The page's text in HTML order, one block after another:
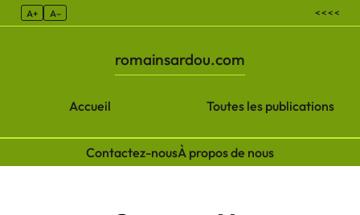
A+ A– < < < <
Accueil
romainsardou.com
Toutes les publications
Contactez-nousÀ propos de nous